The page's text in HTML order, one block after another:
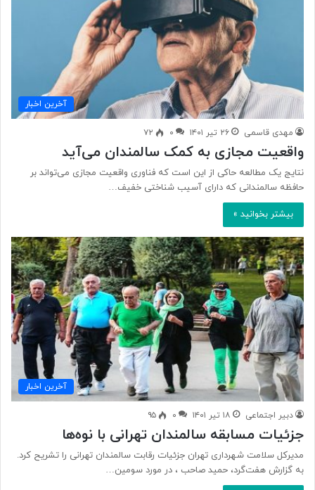
آخرین اخبار
مهدی قاسمی ۲۶ تیر ۱۴۰۱ ۰ ۷۲
واقعیت مجازی به کمک سالمندان می‌آید
نتایج یک مطالعه حاکی از این است که فناوری واقعیت مجازی می‌تواند بر
حافظه سالمندانی که دارای آسیب شناختی خفیف…
بیشتر بخوانید »
آخرین اخبار
دبیر اجتماعی ۱۸ تیر ۱۴۰۱ ۰ ۹۵
جزئیات مسابقه سالمندان تهرانی با نوه‌ها
مدیرکل سلامت شهرداری تهران جزئیات رقابت سالمندان تهرانی را تشریح کرد.
به گزارش هفت‌گرد، حمید صاحب ، در مورد سومین…